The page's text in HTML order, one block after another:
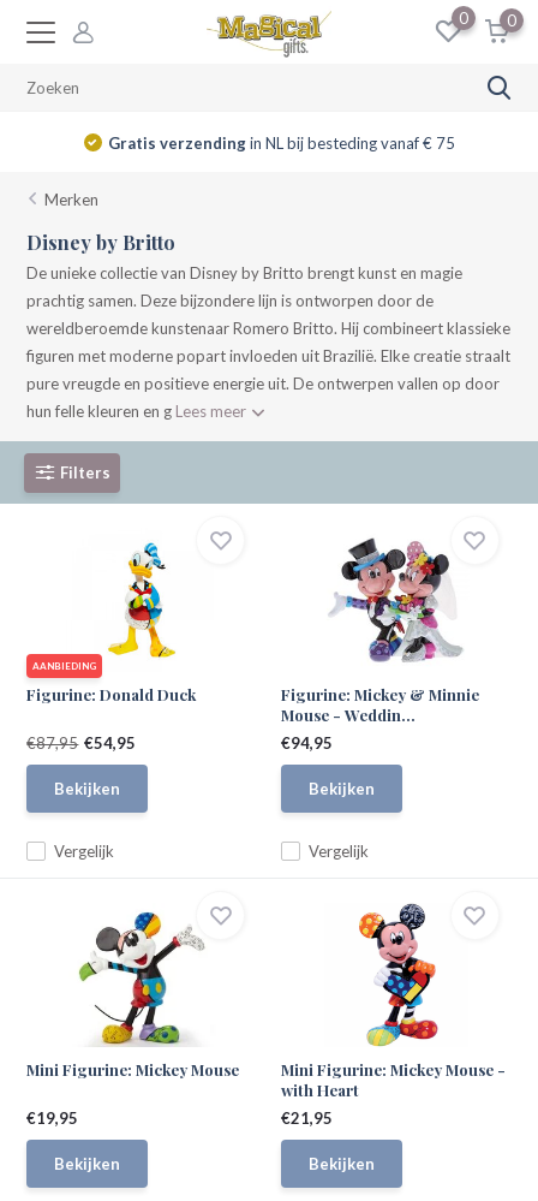
0 0
14 dagenretourrecht
Merken
Disney by Britto
De unieke collectie van Disney by Britto brengt kunst en magie
prachtig samen. Deze bijzondere lijn is ontworpen door de
wereldberoemde kunstenaar Romero Britto. Hij combineert klassieke
figuren met moderne popart invloeden uit Brazilië. Elke creatie straalt
pure vreugde en positieve energie uit. De ontwerpen vallen op door
hun felle kleuren en g Lees meer
Filters
AANBIEDING
Figurine: Donald Duck
Vergelijk
€87,95 €54,95
Bekijken
Figurine: Mickey & Minnie
Mouse - Weddin...
Vergelijk
€94,95
Bekijken
Mini Figurine: Mickey Mouse
€19,95
Bekijken
Mini Figurine: Mickey Mouse -
with Heart
€21,95
Bekijken